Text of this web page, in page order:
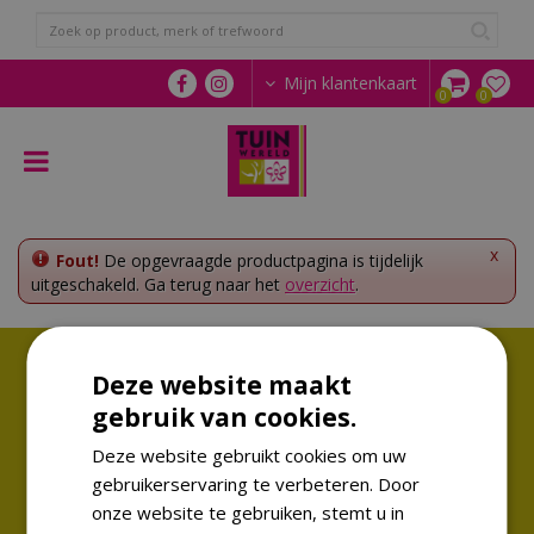
n
a
Mijn klantenkaart
x
Fout! De opgevraagde productpagina is tijdelijk
uitgeschakeld. Ga terug naar het overzicht.
Volg ons!
Altijd op de hoogte van de laatste trends
Deze website maakt
gebruik van cookies.
Deze website gebruikt cookies om uw
gebruikerservaring te verbeteren. Door
onze website te gebruiken, stemt u in